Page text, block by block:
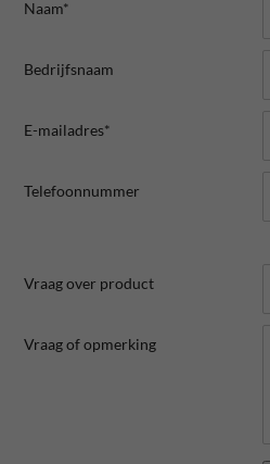
Naam*
Bedrijfsnaam
E-mailadres*
Telefoonnummer
Vraag over product
Vraag of opmerking